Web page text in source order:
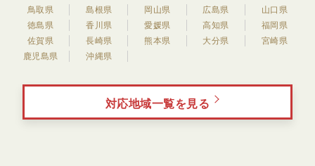
鳥取県
島根県 岡山県 広島県
山口県
徳島県
香川県 愛媛県 高知県
福岡県
佐賀県
長崎県 熊本県 大分県
宮崎県
鹿児島県
沖縄県
対応地域一覧を見る